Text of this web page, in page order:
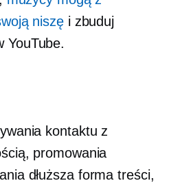
niszęi zbuduj
YouTube.
kontaktu z
promowania
dłuższa forma treści,